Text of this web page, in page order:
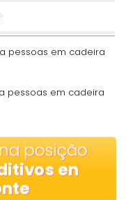
pessoas em cadeira
pessoas em cadeira
posição
en